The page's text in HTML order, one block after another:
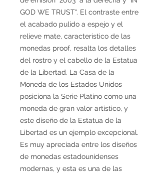
GOD WE TRUST". El contraste entre
el acabado pulido a espejo y el
relieve mate, característico de las
monedas proof, resalta los detalles
del rostro y el cabello de la Estatua
de la Libertad. La Casa de la
Moneda de los Estados Unidos
posiciona la Serie Platino como una
moneda de gran valor artístico, y
este diseño de la Estatua de la
Libertad es un ejemplo excepcional.
Es muy apreciada entre los diseños
de monedas estadounidenses
modernas, y esta es una de las